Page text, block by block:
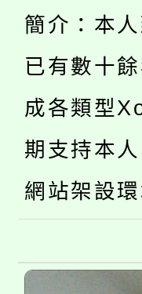
局官
8月14
開!
115年
田徑
桃園
視費
半價
大園
份教
大溪
份教
淨零
會
115年
簡介：本
已有數十
成各類型
期支持本
網站架設環